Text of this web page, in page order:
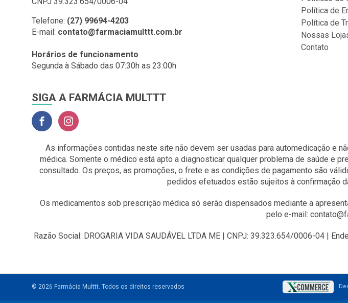
Telefone: (27) 99694-4203
E-mail: contato@farmaciamulttt.com.br
Horários de funcionamento
Segunda à Sábado das 07:30h as 23:00h
SIGA A FARMÁCIA MULTTT
Política de
Política de
Nossas
Contato
As informações contidas neste site não devem ser usadas para automedicação e
médica. Somente o médico está apto a diagnosticar qualquer problema de saúde e
consultado. Os preços, as promoções, o frete e as condições de pagamento são
pedidos efetuados estão sujeitos à confirmação
Os medicamentos sob prescrição médica só serão dispensados mediante a
pelo e-mail:
Razão Social: DROGARIA VIDA SAUDÁVEL LTDA ME | CNPJ: 39.323.654/0006-04 |
© 2026 Farmácia Multtt. Todos os direitos reservados